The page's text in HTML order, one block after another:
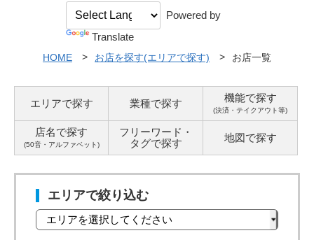
Powered by
Translate
HOME お店を探す(エリアで探す) お店一覧
エリアで探す 業種で探す 機能で探す
(決済・テイクアウト等)
店名で探す
(50音・アルファベット)
フリーワード・
タグで探す 地図で探す
エリアで絞り込む